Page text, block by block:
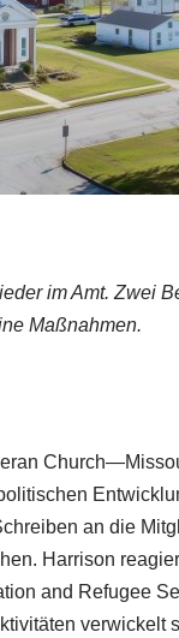
im Amt. Zwei
Maßnahmen.
an die
Harrison
and Refugee
verwickelt